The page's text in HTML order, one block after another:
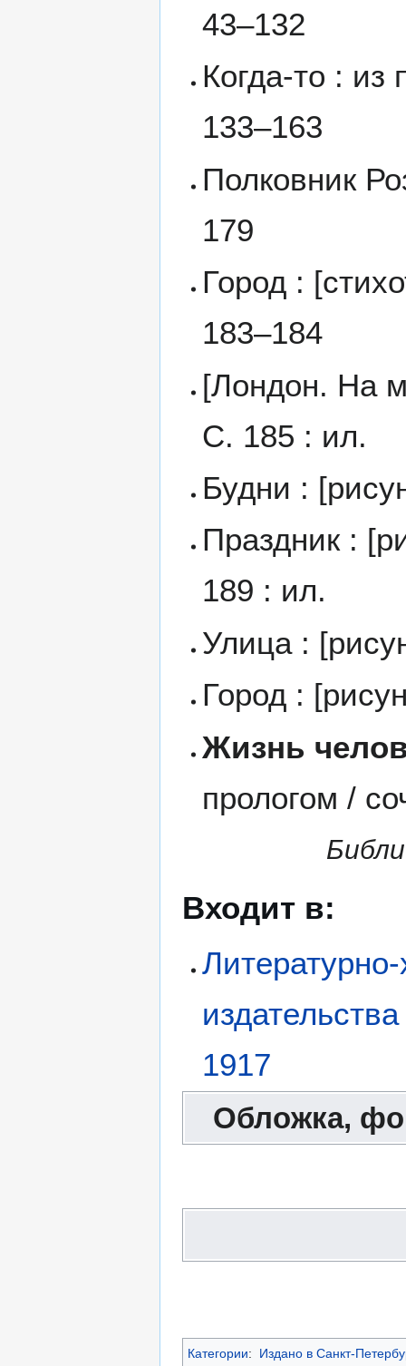
43–132
Когда-то : из
133–163
Полковник
179
Город :
183–184
[Лондон. На
С. 185 : ил.
Будни :
Праздник :
189 : ил.
Улица :
Город :
Жизнь
прологом /
Входит в:
1917
Обложка,
Категории:
Издано в Санкт-